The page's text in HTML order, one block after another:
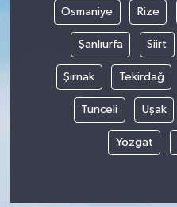
Osmaniye Rize
Şanlıurfa Siirt
Şırnak Tekirdağ
Tunceli Uşak
Yozgat